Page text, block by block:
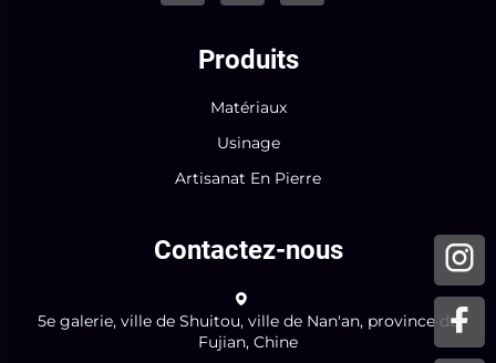
Produits
Matériaux
Usinage
Artisanat En Pierre
Contactez-nous
5e galerie, ville de Shuitou, ville de Nan'an, province du
Fujian, Chine